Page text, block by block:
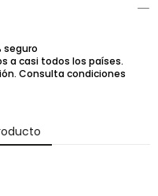
seguro
a casi todos los países.
Consulta condiciones